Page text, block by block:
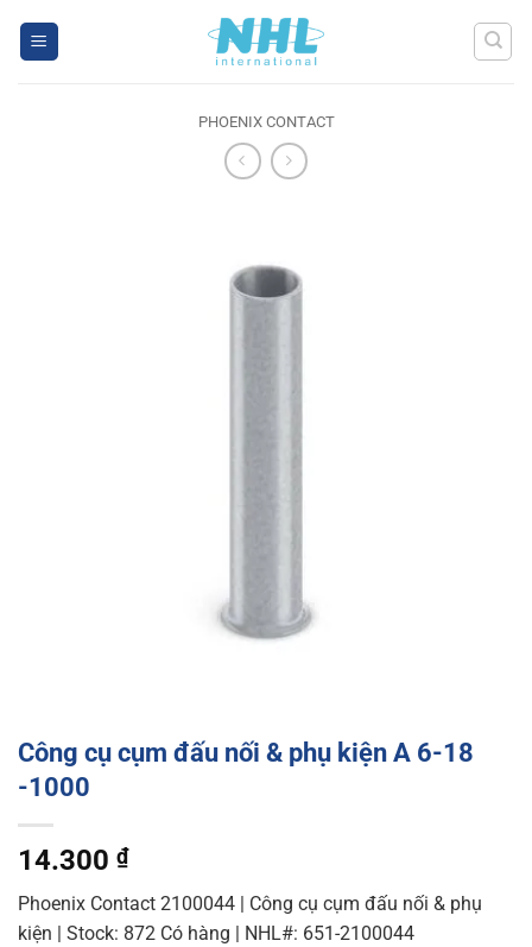
PHOENIX CONTACT
Công cụ cụm đấu nối & phụ kiện A 6-18
-1000
14.300 ₫
Phoenix Contact 2100044 | Công cụ cụm đấu nối & phụ
kiện | Stock: 872 Có hàng | NHL#: 651-2100044